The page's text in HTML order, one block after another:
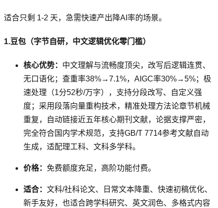
适合只剩 1-2 天，急需快速产出降AI率的场景。
1.豆包（字节自研，中文逻辑优化零门槛）
核心优势： 中文理解与流畅度顶尖，改写后逻辑连贯、
无口语化；查重率38%→7.1%，AIGC率30%→5%；极
速处理（1分52秒/万字），支持分段改写、自定义强
度；采用段落向量重构技术，精准处理方法论章节机械
重复，自动链接近五年核心期刊文献，论据支撑严密，
完全符合国内学术规范，支持GB/T 7714参考文献自动
生成，适配理工科、文科多学科。
价格： 免费额度充足，高阶功能付费。
适合： 文科/社科论文、日常文本降重、快速初稿优化、
新手友好，也适合跨学科研究、英文润色、多格式内容